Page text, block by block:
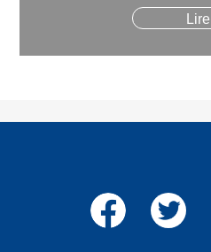
Lire
Facebook Twitter